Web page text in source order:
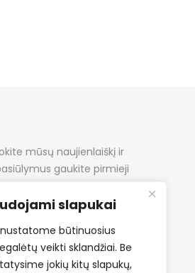
slapukai
būtinuosius
veikti sklandžiai. Be
jokių kitų slapukų,
mūsų naujienlaiškį ir
gaukite pirmieji